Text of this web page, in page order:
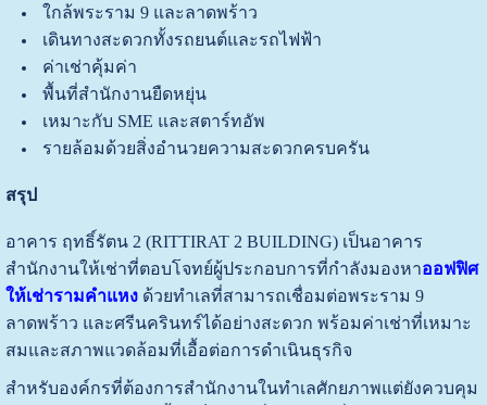
ใกล้พระราม 9 และลาดพร้าว
เดินทางสะดวกทั้งรถยนต์และรถไฟฟ้า
ค่าเช่าคุ้มค่า
พื้นที่สำนักงานยืดหยุ่น
เหมาะกับ SME และสตาร์ทอัพ
รายล้อมด้วยสิ่งอำนวยความสะดวกครบครัน
สรุป
อาคาร ฤทธิ์รัตน 2 (RITTIRAT 2 BUILDING) เป็นอาคาร
สำนักงานให้เช่าที่ตอบโจทย์ผู้ประกอบการที่กำลังมองหาออฟฟิศ
ให้เช่ารามคำแหงด้วยทำเลที่สามารถเชื่อมต่อพระราม 9
ลาดพร้าว และศรีนครินทร์ได้อย่างสะดวก พร้อมค่าเช่าที่เหมาะ
สมและสภาพแวดล้อมที่เอื้อต่อการดำเนินธุรกิจ
สำหรับองค์กรที่ต้องการสำนักงานในทำเลศักยภาพแต่ยังควบคุม